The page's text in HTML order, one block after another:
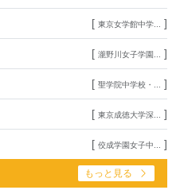
[ 東京女学館中学... ]
[ 瀧野川女子学園... ]
[ 聖学院中学校・... ]
[ 東京成徳大学深... ]
[ 佼成学園女子中... ]
もっと見る